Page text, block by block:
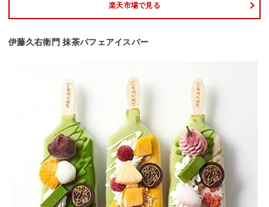
楽天市場で見る
伊藤久右衛門 抹茶パフェアイスバー